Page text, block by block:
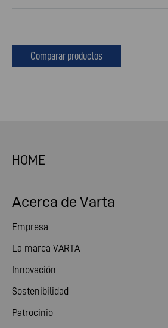
Comparar productos
HOME
Acerca de Varta
Empresa
La marca VARTA
Innovación
Sostenibilidad
Patrocinio